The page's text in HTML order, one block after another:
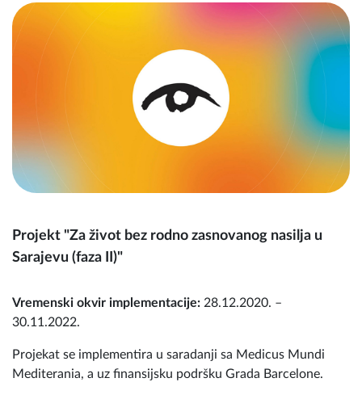
Projekt "Za život bez rodno zasnovanog nasilja u
Sarajevu (faza II)"
Vremenski okvir implementacije: 28.12.2020. –
30.11.2022.
Projekat se implementira u saradanji sa Medicus Mundi
Mediterania, a uz finansijsku podršku Grada Barcelone.